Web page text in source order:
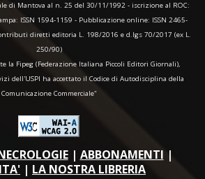
di Mantova al n. 25 del 30/11/1992 - iscrizione al ROC:
ISSN 1594-1159 - Pubblicazione online: ISSN 2465-
diretti editoria L. 198/2016 e d.lgs 70/2017 (ex L.
250/90)
la Fipeg (Federazione Italiana Piccoli Editori Giornali),
dell'USPI ha accettato il Codice di Autodisciplina della
Comunicazione Commerciale"
| ABBONAMENTI |
| LA NOSTRA LIBRERIA